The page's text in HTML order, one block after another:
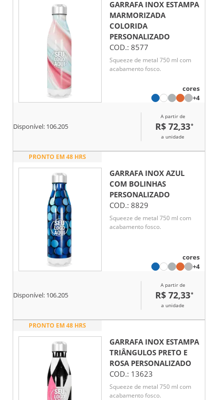
GARRAFA INOX ESTAMPA
MARMORIZADA
COLORIDA
PERSONALIZADO
COD.: 8577
Squeeze de metal 750 ml com
acabamento fosco.
cores
+4
Disponível: 106.205
A partir de
R$ 72,33*
a unidade
PRONTO EM 48 HRS
GARRAFA INOX AZUL
COM BOLINHAS
PERSONALIZADO
COD.: 8829
Squeeze de metal 750 ml com
acabamento fosco.
cores
+4
Disponível: 106.205
A partir de
R$ 72,33*
a unidade
PRONTO EM 48 HRS
GARRAFA INOX ESTAMPA
TRIÂNGULOS PRETO E
ROSAPERSONALIZADO
COD.: 13623
Squeeze de metal 750 ml com
acabamento fosco.